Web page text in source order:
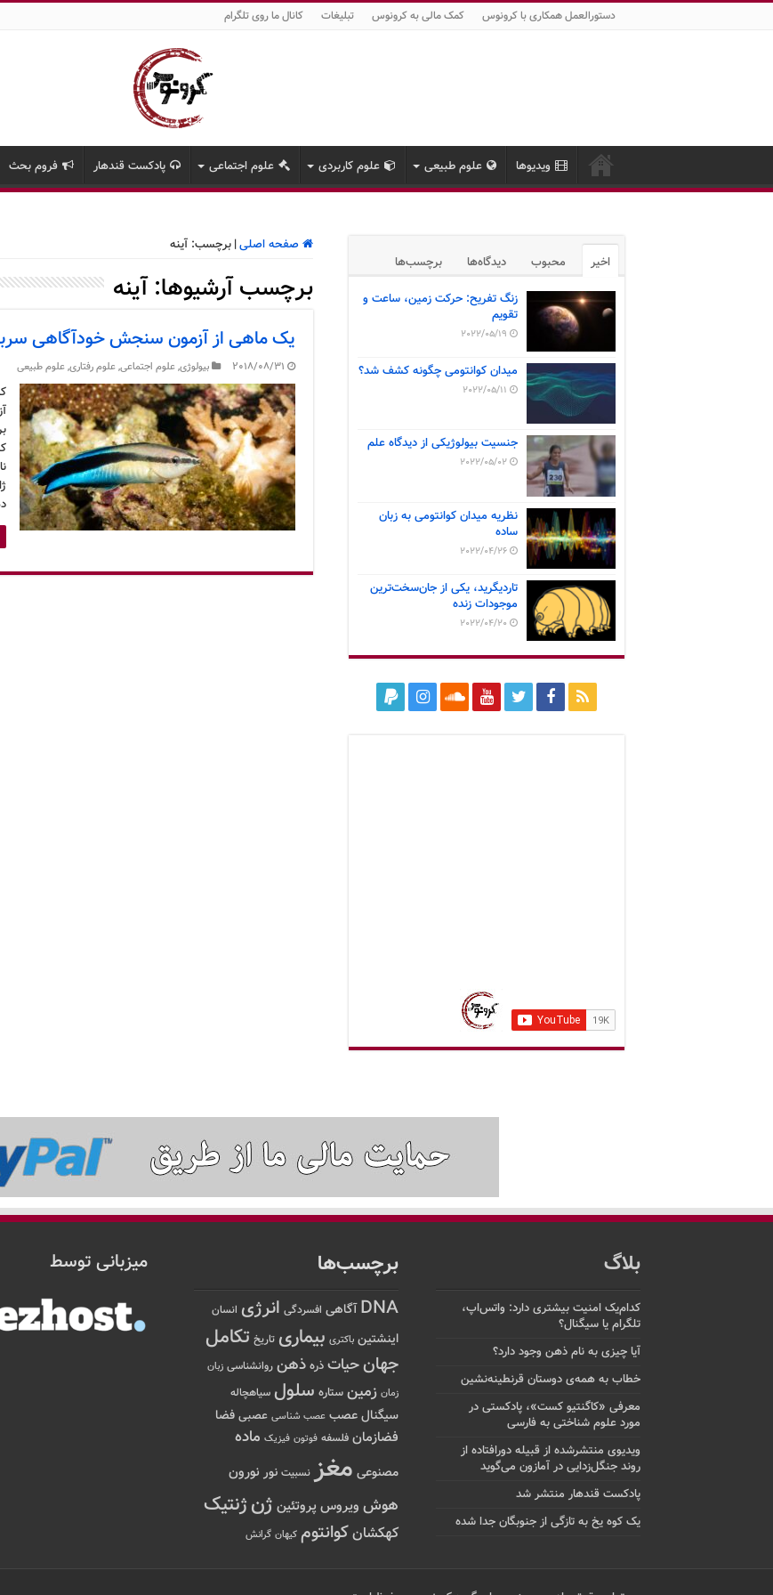
دستورالعمل همکاری با کرونوس کمک مالی به کرونوس تبلیغات کانال ما روی تلگرام
ویدیوها علوم طبیعی علوم کاربردی علوم اجتماعی پادکست قندهار فروم بحث
صفحه اصلی| برچسب: آینه
برچسب آرشیوها:آینه
یک ماهی از آزمون سنجش خودآگاهی
2018/08/31 بیولوژی,علوم اجتماعی,علوم رفتاری,علوم طبیعی
اخیر محبوب دیدگاه‌ها برچسب‌ها
زنگ تفریح: حرکت زمین، ساعت و
تقویم
2022/05/19
میدان کوانتومی چگونه کشف شد؟
2022/05/11
جنسیت بیولوژیکی از دیدگاه علم
2022/05/02
نظریه میدان کوانتومی به زبان
ساده
2022/04/26
تاردیگرید، یکی از جان‌سخت‌ترین
موجودات زنده
2022/04/20
بلاگ
کدام‌یک امنیت بیشتری دارد: واتس‌اپ،
تلگرام یا سیگنال؟
آیا چیزی به نام ذهن وجود دارد؟
خطاب به همه‌ی دوستان قرنطینه‌نشین
معرفی «کاگنتیو کست»، پادکستی در
مورد علوم شناختی به فارسی
ویدیوی منتشرشده از قبیله دورافتاده‌ از
روند جنگل‌زدایی در آمازون می‌گوید
پادکست قندهار منتشر شد
یک کوه یخ به تازگی از جنوبگان جدا شده
برچسب‌ها
DNA آگاهی افسردگی انرژی انسان
اینشتین باکتری بیماری تاریخ تکامل
جهانحیات ذره ذهن روانشناسی زبان
زمان زمین ستاره سلول سیاهچاله
سیگنالعصب عصب شناسی عصبی فضا
فضازمان فلسفه فوتون فیزیک ماده
مصنوعی مغز نسبیت نور نورون
هوش ویروس پروتئین ژنژنتیک
کهکشانکوانتوم کیهان گرانش
میزبانی توسط